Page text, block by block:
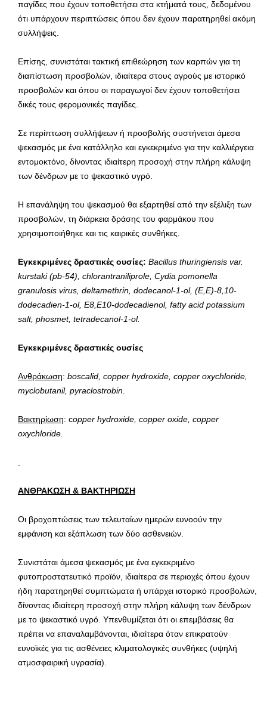
παγίδες που έχουν τοποθετήσει στα κτήματά τους, δεδομένου
ότι υπάρχουν περιπτώσεις όπου δεν έχουν παρατηρηθεί ακόμη
συλλήψεις.
Επίσης, συνιστάται τακτική επιθεώρηση των καρπών για τη
διαπίστωση προσβολών, ιδιαίτερα στους αγρούς με ιστορικό
προσβολών και όπου οι παραγωγοί δεν έχουν τοποθετήσει
δικές τους φερομονικές παγίδες.
Σε περίπτωση συλλήψεων ή προσβολής συστήνεται άμεσα
ψεκασμός με ένα κατάλληλο και εγκεκριμένο για την καλλιέργεια
εντομοκτόνο, δίνοντας ιδιαίτερη προσοχή στην πλήρη κάλυψη
των δένδρων με το ψεκαστικό υγρό.
Η επανάληψη του ψεκασμού θα εξαρτηθεί από την εξέλιξη των
προσβολών, τη διάρκεια δράσης του φαρμάκου που
χρησιμοποιήθηκε και τις καιρικές συνθήκες.
Εγκεκριμένες δραστικές ουσίες: Bacillus thuringiensis var.
kurstaki(pb-54), chlorantraniliprole Cydia pomonella
granulosis virus deltamethrin dodecanol-1-ol, (E,E)-8,10-
dodecadien-1-ol, E8, E10-dodecadienol, fatty acid potassium
salt, phosmet, tetradecanol-1-ol.
Εγκεκριμένες δραστικές ουσίες
Ανθράκωση: boscalid, copper hydroxide, copper oxychloride,
myclobutanil, pyraclostrobin.
Βακτηρίωση: copper hydroxide, copper oxide, copper
oxychloride.
ΑΝΘΡΑΚΩΣΗ & ΒΑΚΤΗΡΙΩΣΗ
Οι βροχοπτώσεις των τελευταίων ημερών ευνοούν την
εμφάνιση και εξάπλωση των δύο ασθενειών.
Συνιστάται άμεσα ψεκασμός με ένα εγκεκριμένο
φυτοπροστατευτικό προϊόν, ιδιαίτερα σε περιοχές όπου έχουν
ήδη παρατηρηθεί συμπτώματα ή υπάρχει ιστορικό προσβολών,
δίνοντας ιδιαίτερη προσοχή στην πλήρη κάλυψη των δένδρων
με το ψεκαστικό υγρό. Υπενθυμίζεται ότι οι επεμβάσεις θα
πρέπει να επαναλαμβάνονται, ιδιαίτερα όταν επικρατούν
ευνοϊκές για τις ασθένειες κλιματολογικές συνθήκες (υψηλή
ατμοσφαιρική υγρασία).